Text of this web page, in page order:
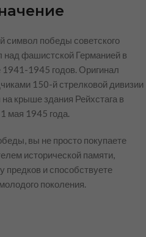
победы советского
над фашистской Германией в
1945 годов. Оригинал
150-й стрелковой дивизии
крыше здания Рейхстага в
мая 1945 года.
вы не просто покупаете
исторической памяти,
предков и способствуете
поколения.